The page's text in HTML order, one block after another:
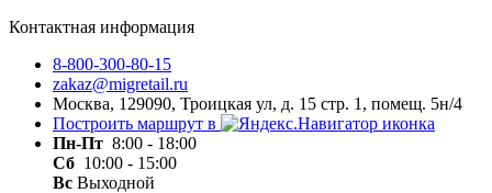
Контактная информация
8-800-300-80-15
zakaz@migretail.ru
Москва, 129090, Троицкая ул, д. 15 стр. 1, помещ. 5н/4
Построить маршрут в
Пн-Пт 8:00 - 18:00
Сб 10:00 - 15:00
Вс Выходной